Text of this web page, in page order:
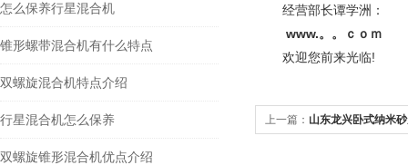
怎么保养行星混合机
锥形螺带混合机有什么特点
双螺旋混合机特点介绍
行星混合机怎么保养
双螺旋锥形混合机优点介绍
经营部长谭学洲：
www.。。ｃｏｍ
欢迎您前来光临!
上一篇： 山东龙兴卧式纳米